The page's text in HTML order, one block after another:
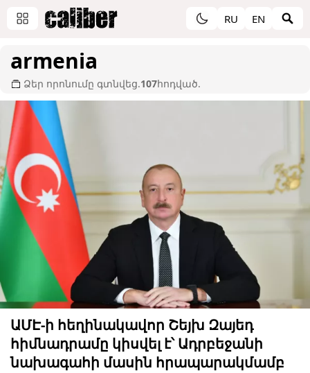
RU EN
armenia
Ձեր որոնումը գտնվեց.107հոդված.
ԱՄԷ-ի հեղինակավոր Շեյխ Զայեդ
հիմնադրամը կիսվել է՝ Ադրբեջանի
նախագահի մասին հրապարակմամբ